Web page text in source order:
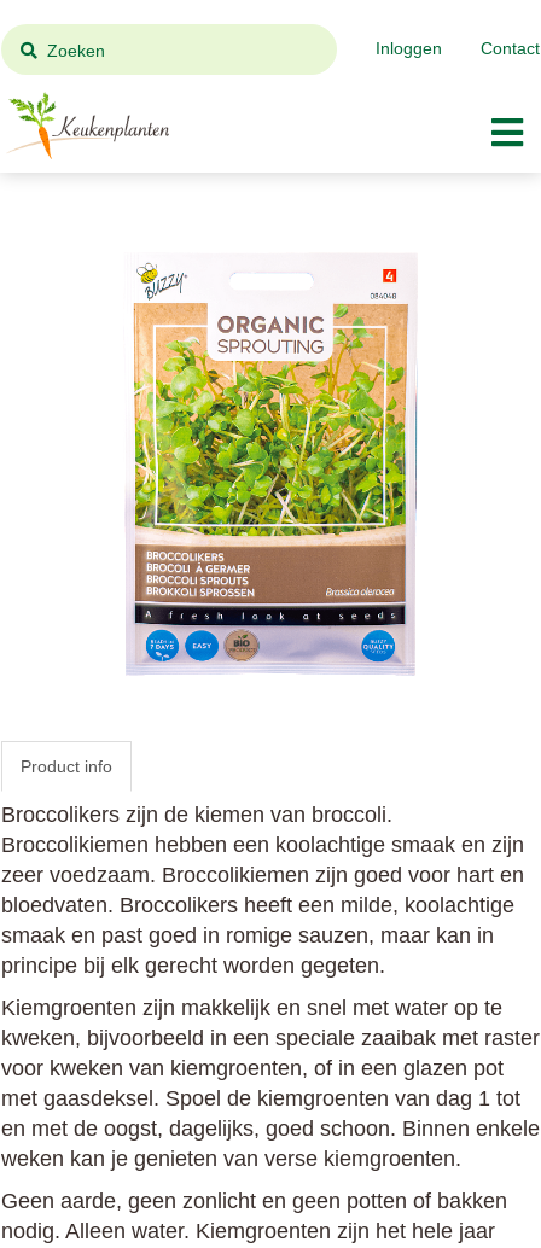
Contact
Inloggen
Zoeken
Product info
Broccolikers zijn de kiemen van broccoli.
Broccolikiemen hebben een koolachtige smaak en zijn
zeer voedzaam. Broccolikiemen zijn goed voor hart en
bloedvaten. Broccolikers heeft een milde, koolachtige
smaak en past goed in romige sauzen, maar kan in
principe bij elk gerecht worden gegeten.
Kiemgroenten zijn makkelijk en snel met water op te
kweken, bijvoorbeeld in een speciale zaaibak met raster
voor kweken van kiemgroenten, of in een glazen pot
met gaasdeksel. Spoel de kiemgroenten van dag 1 tot
en met de oogst, dagelijks, goed schoon. Binnen enkele
weken kan je genieten van verse kiemgroenten.
Geen aarde, geen zonlicht en geen potten of bakken
nodig. Alleen water. Kiemgroenten zijn het hele jaar